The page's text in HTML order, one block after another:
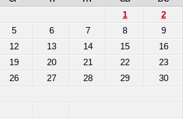
1
2
5 6 7 8
9
12 13 14 15
16
19 20 21 22
23
26 27 28 29
30